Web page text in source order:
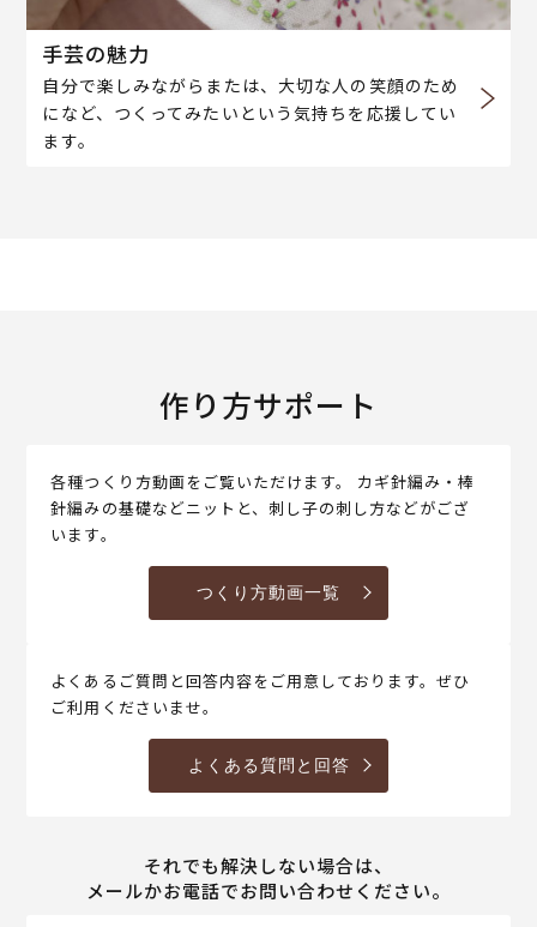
手芸の魅力
自分で楽しみながらまたは、大切な人の笑顔のため
になど、つくってみたいという気持ちを応援してい
ます。
作り方サポート
各種つくり方動画をご覧いただけます。 カギ針編み・棒
針編みの基礎などニットと、刺し子の刺し方などがござ
います。
つくり方動画一覧
よくあるご質問と回答内容をご用意しております。ぜひ
ご利用くださいませ。
よくある質問と回答
それでも解決しない場合は、
メールかお電話でお問い合わせください。